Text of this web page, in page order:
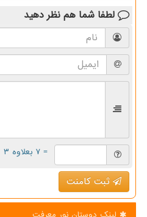
لطفا شما هم نظر دهید
= ۷ بعلاوه ۳
ثبت کامنت